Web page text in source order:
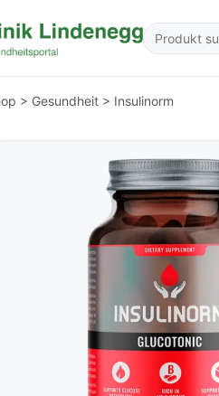
> Gesundheit > Insulinorm